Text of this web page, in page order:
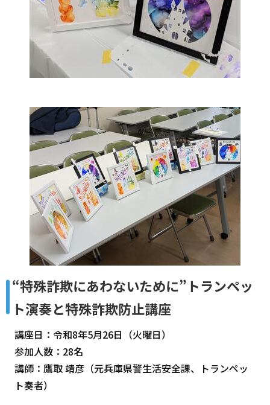
“特殊詐欺にあわないために”トランペッ
ト演奏と特殊詐欺防止講座
講座日：令和8年5月26日（火曜日）
参加人数：28名
講師：鷹取 靖彦（元兵庫県警生活安全課、トランペッ
ト奏者）